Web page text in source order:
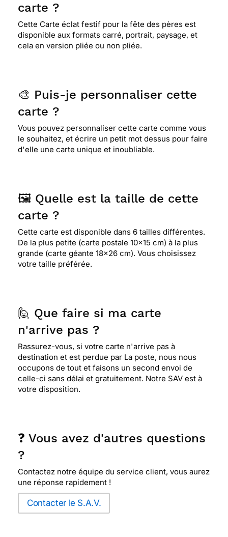
carte ?
Cette Carte éclat festif pour la fête des pères est
disponible aux formats carré, portrait, paysage, et
cela en version pliée ou non pliée.
🎨 Puis-je personnaliser cette
carte ?
Vous pouvez personnaliser cette carte comme vous
le souhaitez, et écrire un petit mot dessus pour faire
d'elle une carte unique et inoubliable.
🖼️ Quelle est la taille de cette
carte ?
Cette carte est disponible dans 6 tailles différentes.
De la plus petite (carte postale 10x15 cm) à la plus
grande (carte géante 18x26 cm). Vous choisissez
votre taille préférée.
🙋 Que faire si ma carte
n'arrive pas ?
Rassurez-vous, si votre carte n'arrive pas à
destination et est perdue par La poste, nous nous
occupons de tout et faisons un second envoi de
celle-ci sans délai et gratuitement. Notre SAV est à
votre disposition.
❓ Vous avez d'autres questions
?
Contactez notre équipe du service client, vous aurez
une réponse rapidement !
Contacter le S.A.V.